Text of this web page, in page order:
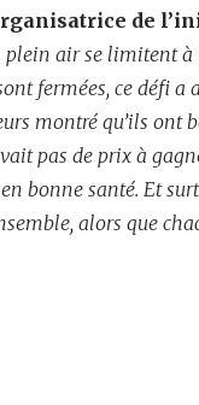
de
plein air se limitent
fermées, ce défi a
montré qu’ils ont
pas de prix à
bonne santé. Et
alors que